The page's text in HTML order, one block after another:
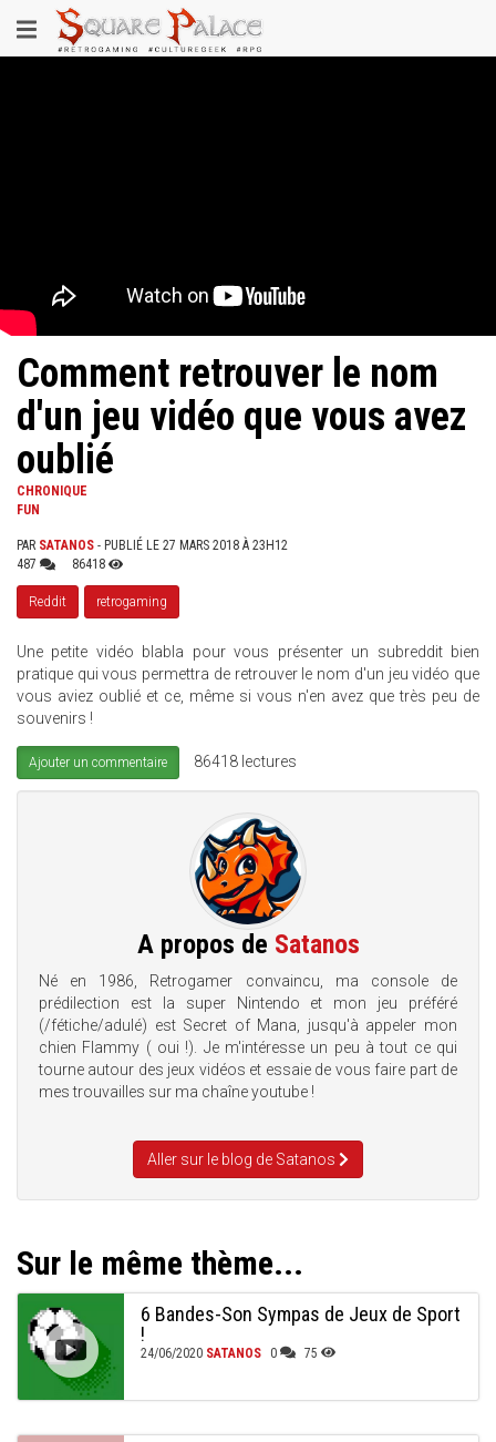
au
contenu
Toggle
navigation
Comment retrouver le nom
d'un jeu vidéo que vous avez
oublié
CHRONIQUE
FUN
PAR SATANOS - PUBLIÉ LE 27 MARS 2018 À 23H12
487
86418
Reddit retrogaming
Une petite vidéo blabla pour vous présenter un subreddit bien
pratique qui vous permettra de retrouver le nom d'un jeu vidéo que
vous aviez oublié et ce, même si vous n'en avez que très peu de
souvenirs !
Ajouter un commentaire 86418 lectures
A propos de Satanos
Né en 1986, Retrogamer convaincu, ma console de
prédilection est la super Nintendo et mon jeu préféré
(/fétiche/adulé) est Secret of Mana, jusqu'à appeler mon
chien Flammy ( oui !). Je m'intéresse un peu à tout ce qui
tourne autour des jeux vidéos et essaie de vous faire part de
mes trouvailles sur ma chaîne youtube !
Aller sur le blog de Satanos
Sur le même thème...
6 Bandes-Son Sympas de Jeux de Sport
!
24/06/2020 SATANOS 0 75